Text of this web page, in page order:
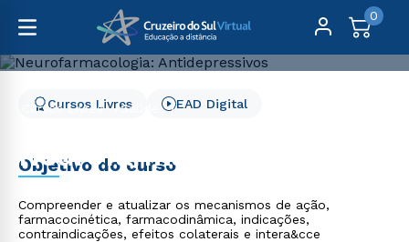
0
Cursos Livres
Saúde
Neurofarmacologia:
Antidepressivos
Cursos Livres EAD Digital
Objetivo do curso
Compreender e atualizar os mecanismos de ação,
farmacocinética, farmacodinâmica, indicações,
contraindicações, efeitos colaterais e intera&cce